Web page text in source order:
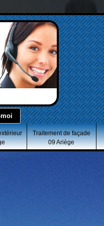
Traitement de façade
09 Ariège